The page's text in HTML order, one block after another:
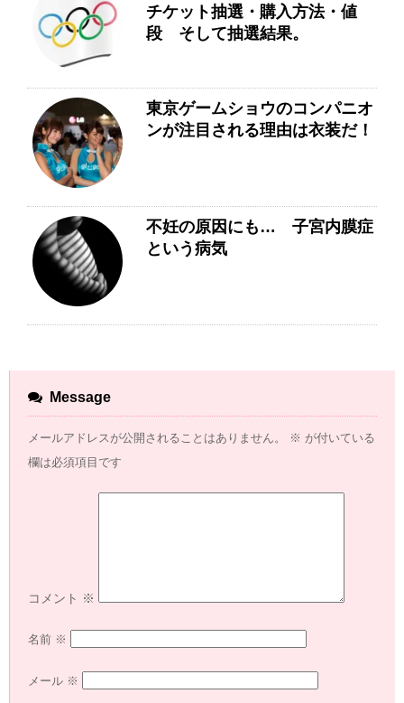
チケット抽選・購入方法・値
段 そして抽選結果。
東京ゲームショウのコンパニオ
ンが注目される理由は衣装だ！
不妊の原因にも… 子宮内膜症
という病気
Message
メールアドレスが公開されることはありません。 ※ が付いている
欄は必須項目です
コメント ※
名前 ※
メール ※